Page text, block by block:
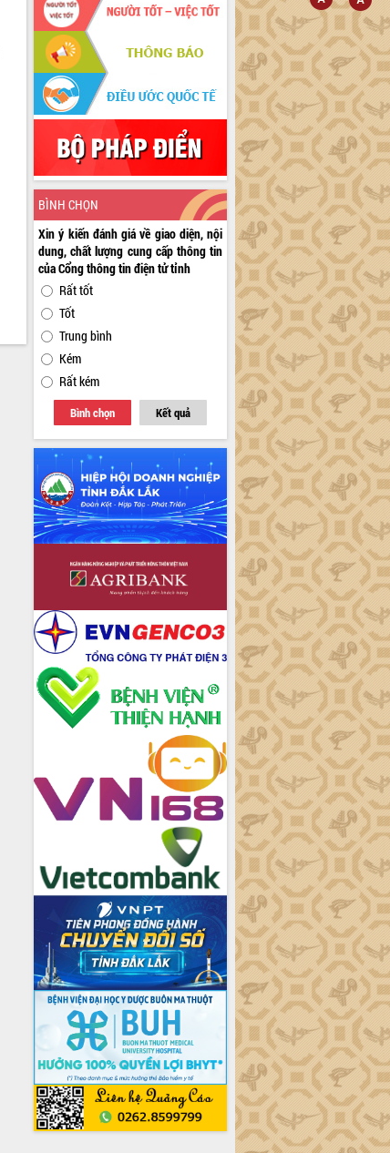
BÌNH CHỌN
Xin ý kiến đánh giá về giao diện, nội
dung, chất lượng cung cấp thông tin
của Cổng thông tin điện tử tỉnh
Rất tốt
Tốt
Trung bình
Kém
Rất kém
Bình chọn Kết quả